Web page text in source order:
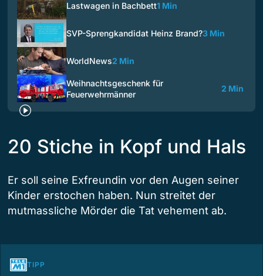
Lastwagen in Bachbett1 Min
SVP-Sprengkandidat Heinz Brand?3 Min
WorldNews2 Min
Weihnachtsgeschenk für
Feuerwehrmänner
2 Min
20 Stiche in Kopf und Hals
Er soll seine Exfreundin vor den Augen seiner
Kinder erstochen haben. Nun streitet der
mutmassliche Mörder die Tat vehement ab.
TIPP